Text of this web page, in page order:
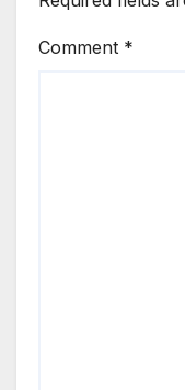
Comment *